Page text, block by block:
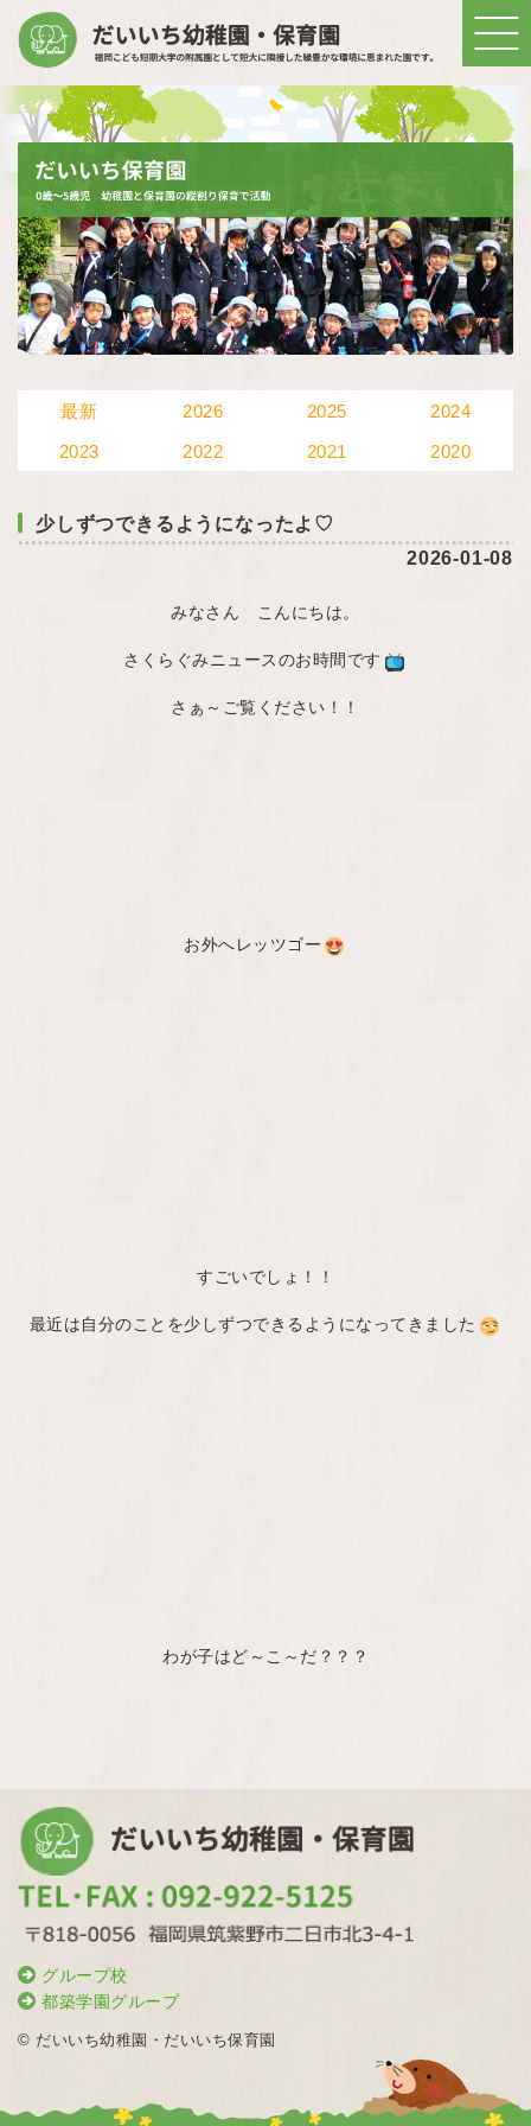
最新 2026 2025 2024
2023 2022 2021 2020
少しずつできるようになったよ♡
2026-01-08
みなさん こんにちは。
さくらぐみニュースのお時間です
さぁ～ご覧ください！！
お外へレッツゴー
すごいでしょ！！
最近は自分のことを少しずつできるようになってきました
わが子はど～こ～だ？？？
グループ校
都築学園グループ
© だいいち幼稚園・だいいち保育園